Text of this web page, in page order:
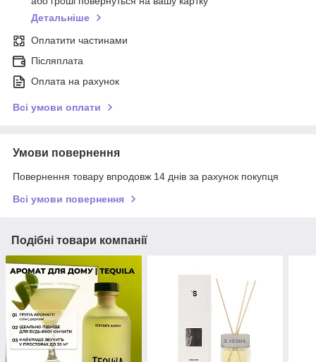
Детальніше
Оплатити частинами
Післяплата
Оплата на рахунок
Всі умови оплати
Умови повернення
Повернення товару впродовж 14 днів за рахунок покупця
Всі умови повернення
Подібні товари компанії